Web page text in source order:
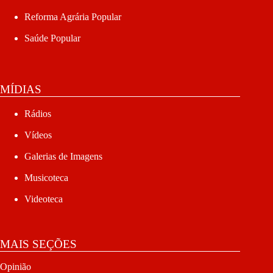
Reforma Agrária Popular
Saúde Popular
MÍDIAS
Rádios
Vídeos
Galerias de Imagens
Musicoteca
Videoteca
MAIS SEÇÕES
Opinião